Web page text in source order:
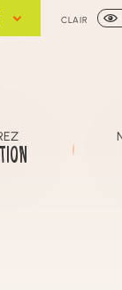
CLAIR